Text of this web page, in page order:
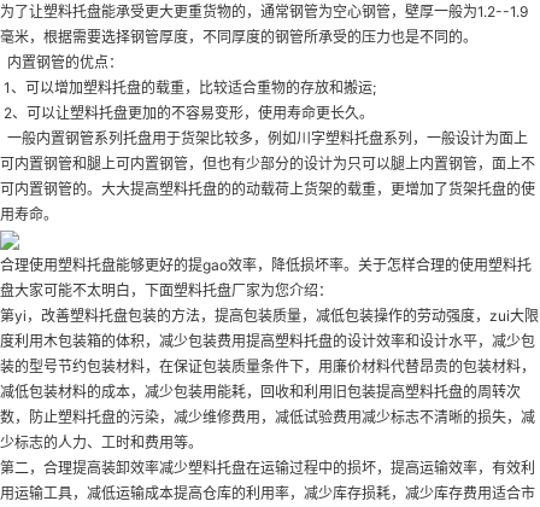
为了让塑料托盘能承受更大更重货物的，通常钢管为空心钢管，壁厚一般为1.2--1.9
毫米，根据需要选择钢管厚度，不同厚度的钢管所承受的压力也是不同的。
内置钢管的优点：
1、可以增加塑料托盘的载重，比较适合重物的存放和搬运;
2、可以让塑料托盘更加的不容易变形，使用寿命更长久。
一般内置钢管系列托盘用于货架比较多，例如川字塑料托盘系列，一般设计为面上
可内置钢管和腿上可内置钢管，但也有少部分的设计为只可以腿上内置钢管，面上不
可内置钢管的。大大提高塑料托盘的的动载荷上货架的载重，更增加了货架托盘的使
用寿命。
合理使用塑料托盘能够更好的提gao效率，降低损坏率。关于怎样合理的使用塑料托
盘大家可能不太明白，下面塑料托盘厂家为您介绍：
第yi，改善塑料托盘包装的方法，提高包装质量，减低包装操作的劳动强度，zui大限
度利用木包装箱的体积，减少包装费用提高塑料托盘的设计效率和设计水平，减少包
装的型号节约包装材料，在保证包装质量条件下，用廉价材料代替昂贵的包装材料，
减低包装材料的成本，减少包装用能耗，回收和利用旧包装提高塑料托盘的周转次
数，防止塑料托盘的污染，减少维修费用，减低试验费用减少标志不清晰的损失，减
少标志的人力、工时和费用等。
第二，合理提高装卸效率减少塑料托盘在运输过程中的损坏，提高运输效率，有效利
用运输工具，减低运输成本提高仓库的利用率，减少库存损耗，减少库存费用适合市